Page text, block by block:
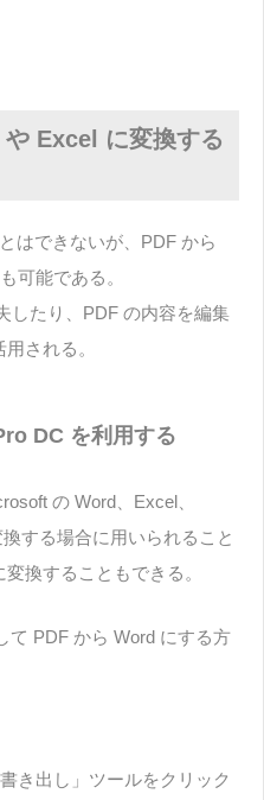
Excel に変換する
はできないが、PDF から
可能である。
したり、PDF の内容を編集
される。
DC を利用する
の Word、Excel、
する場合に用いられること
換することもできる。
て PDF から Word にする方
き出し」ツールをクリック